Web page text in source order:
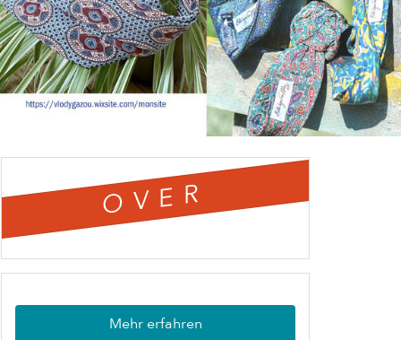
OVER
Mehr erfahren